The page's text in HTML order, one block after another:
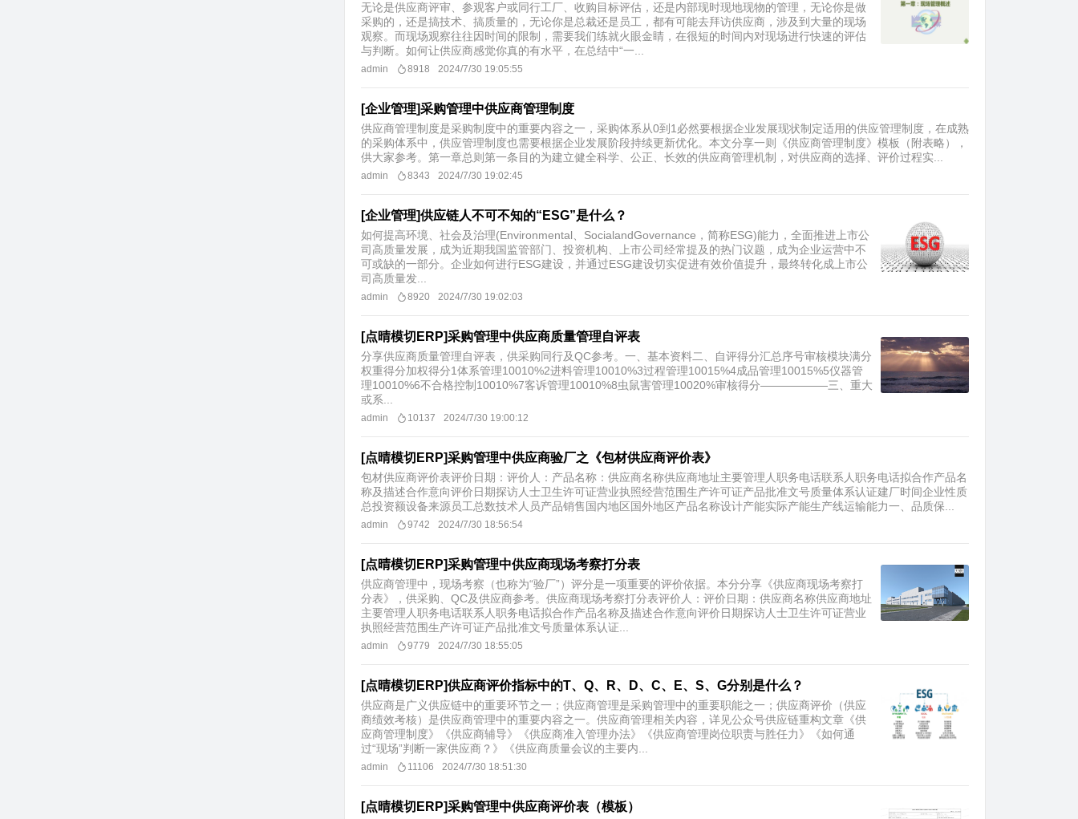
无论是供应商评审、参观客户或同行工厂、收购目标评估，还是内部现时现地现物的管理，无论你是做
采购的，还是搞技术、搞质量的，无论你是总裁还是员工，都有可能去拜访供应商，涉及到大量的现场
观察。而现场观察往往因时间的限制，需要我们练就火眼金睛，在很短的时间内对现场进行快速的评估
与判断。如何让供应商感觉你真的有水平，在总结中“一...
admin 8918 2024/7/30 19:05:55
[企业管理]采购管理中供应商管理制度
供应商管理制度是采购制度中的重要内容之一，采购体系从0到1必然要根据企业发展现状制定适用的供应管理制度，在成熟
的采购体系中，供应管理制度也需要根据企业发展阶段持续更新优化。本文分享一则《供应商管理制度》模板（附表略），
供大家参考。第一章总则第一条目的为建立健全科学、公正、长效的供应商管理机制，对供应商的选择、评价过程实...
admin 8343 2024/7/30 19:02:45
[企业管理]供应链人不可不知的“ESG”是什么？
如何提高环境、社会及治理(Environmental、SocialandGovernance，简称ESG)能力，全面推进上市公
司高质量发展，成为近期我国监管部门、投资机构、上市公司经常提及的热门议题，成为企业运营中不
可或缺的一部分。企业如何进行ESG建设，并通过ESG建设切实促进有效价值提升，最终转化成上市公
司高质量发...
admin 8920 2024/7/30 19:02:03
[点晴模切ERP]采购管理中供应商质量管理自评表
分享供应商质量管理自评表，供采购同行及QC参考。一、基本资料二、自评得分汇总序号审核模块满分
权重得分加权得分1体系管理10010%2进料管理10010%3过程管理10015%4成品管理10015%5仪器管
理10010%6不合格控制10010%7客诉管理10010%8虫鼠害管理10020%审核得分——————三、重大
或系...
admin 10137 2024/7/30 19:00:12
[点晴模切ERP]采购管理中供应商验厂之《包材供应商评价表》
包材供应商评价表评价日期：评价人：产品名称：供应商名称供应商地址主要管理人职务电话联系人职务电话拟合作产品名
称及描述合作意向评价日期探访人士卫生许可证营业执照经营范围生产许可证产品批准文号质量体系认证建厂时间企业性质
总投资额设备来源员工总数技术人员产品销售国内地区国外地区产品名称设计产能实际产能生产线运输能力一、品质保...
admin 9742 2024/7/30 18:56:54
[点晴模切ERP]采购管理中供应商现场考察打分表
供应商管理中，现场考察（也称为“验厂”）评分是一项重要的评价依据。本分分享《供应商现场考察打
分表》，供采购、QC及供应商参考。供应商现场考察打分表评价人：评价日期：供应商名称供应商地址
主要管理人职务电话联系人职务电话拟合作产品名称及描述合作意向评价日期探访人士卫生许可证营业
执照经营范围生产许可证产品批准文号质量体系认证...
admin 9779 2024/7/30 18:55:05
[点晴模切ERP]供应商评价指标中的T、Q、R、D、C、E、S、G分别是什么？
供应商是广义供应链中的重要环节之一；供应商管理是采购管理中的重要职能之一；供应商评价（供应
商绩效考核）是供应商管理中的重要内容之一。供应商管理相关内容，详见公众号供应链重构文章《供
应商管理制度》《供应商辅导》《供应商准入管理办法》《供应商管理岗位职责与胜任力》《如何通
过“现场”判断一家供应商？》《供应商质量会议的主要内...
admin 11106 2024/7/30 18:51:30
[点晴模切ERP]采购管理中供应商评价表（模板）